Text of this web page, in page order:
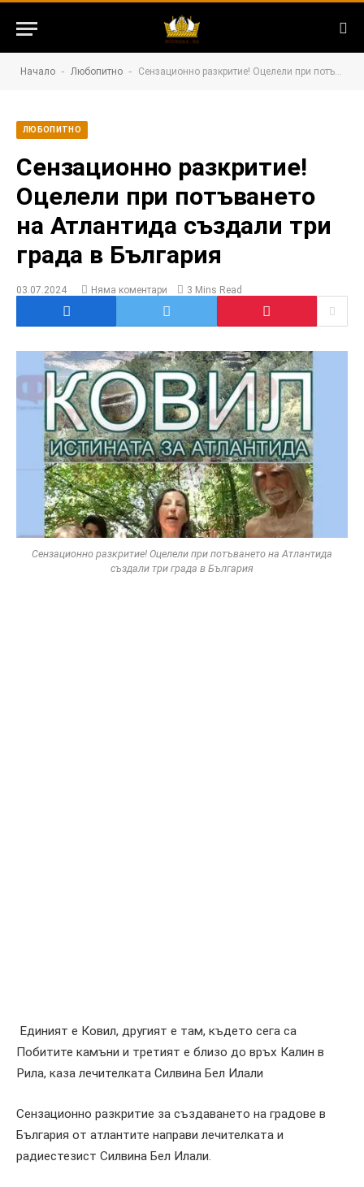
Начало - Любопитно - Сензационно разкритие! Оцелели при потъването на Атлантида създали три града в България
ЛЮБОПИТНО
Сензационно разкритие!
Оцелели при потъването
на Атлантида създали три
града в България
03.07.2024 Няма коментари 3 Mins Read
Сензационно разкритие! Оцелели при потъването на Атлантида
създали три града в България
Единият е Ковил, другият е там, където сега са
Побитите камъни и третият е близо до връх Калин в
Рила, каза лечителката Силвина Бел Илали
Сензационно разкритие за създаването на градове в
България от атлантите направи лечителката и
радиестезист Силвина Бел Илали.